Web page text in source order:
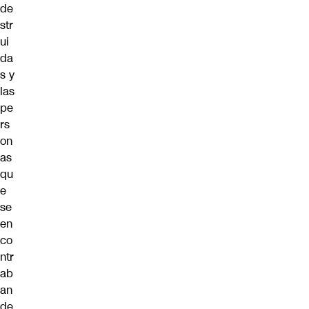
de
str
ui
da
s y
las
pe
rs
on
as
qu
e
se
en
co
ntr
ab
an